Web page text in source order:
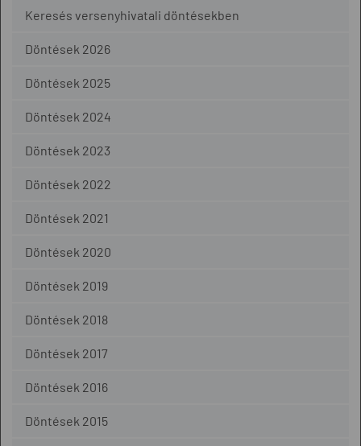
Keresés versenyhivatali döntésekben
Döntések 2026
Döntések 2025
Döntések 2024
Döntések 2023
Döntések 2022
Döntések 2021
Döntések 2020
Döntések 2019
Döntések 2018
Döntések 2017
Döntések 2016
Döntések 2015